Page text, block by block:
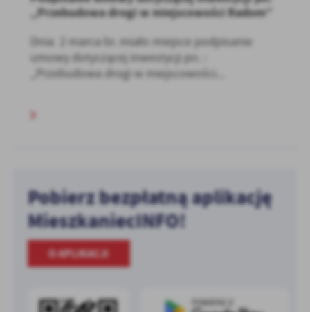
„Przebudowa drogi w miejscowości Radom”
Dnia 2 marca br. miało miejsce podpisanie
umowy dotyczącej inwestycji pn. :
„Przebudowa drogi w miejscowości...
Pobierz bezpłatną aplikację
MieszkaniecINFO!
O APLIKACJI